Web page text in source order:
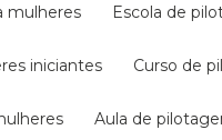
mulheres escola de
iniciantes curso de
aula de